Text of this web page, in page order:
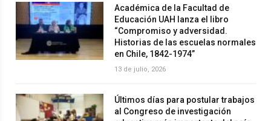
Académica de la Facultad de
Educación UAH lanza el libro
“Compromiso y adversidad.
Historias de las escuelas normales
en Chile, 1842-1974”
13 de julio, 2026
Últimos días para postular trabajos
al Congreso de investigación